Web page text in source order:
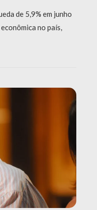
de 5,9% em junho
no país,